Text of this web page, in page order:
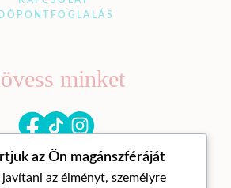
minket
az Ön magánszféráját
az élményt, személyre